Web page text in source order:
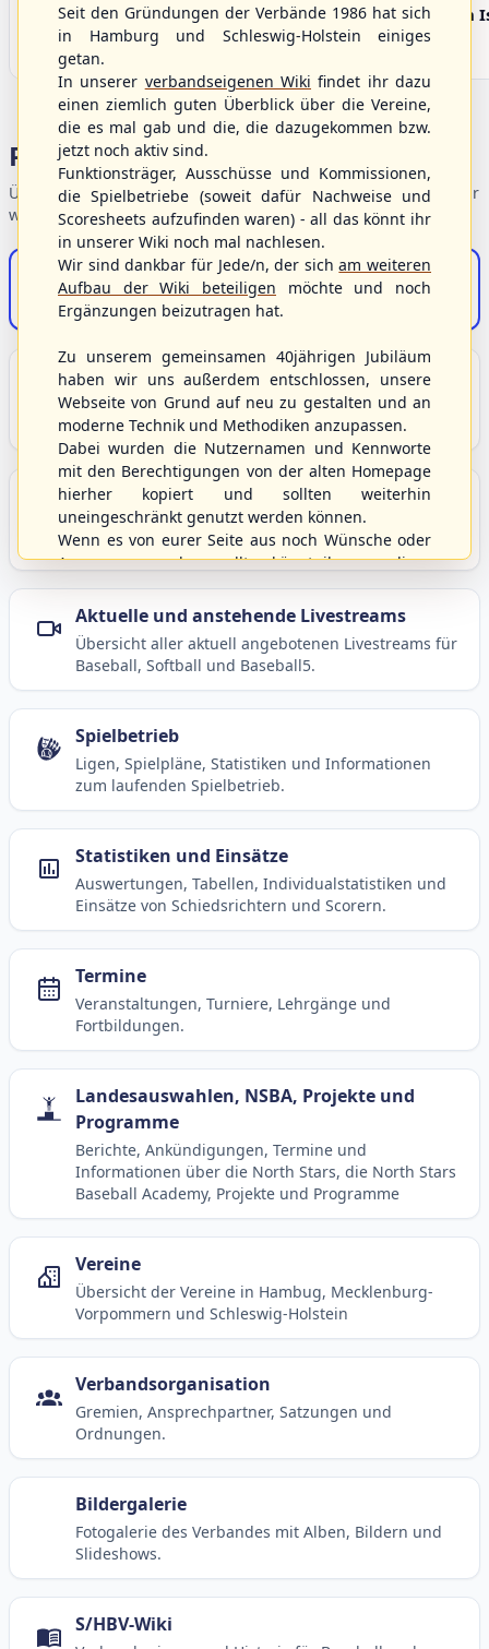
Bargenstedt
Beavers
Elmshorn Alligators Fehmarn
Portalbereiche
Übersicht der Verbandsbereiche – wählen Sie einen Einstieg für
weiterführende Informationen.
S/HBV-Shop
Der Onlineshop des S/HBV
Unser Sport
Grundlagen und Hintergründe zu Baseball, Softball
und Baseball5.
Berichte und Neuigkeiten
Aktuelle Meldungen, Berichte und Nachrichten aus
dem S/HBV, Deutschland und der Welt.
Aktuelle und anstehende Livestreams
Übersicht aller aktuell angebotenen Livestreams für
Baseball, Softball und Baseball5.
Spielbetrieb
Ligen, Spielpläne, Statistiken und Informationen
zum laufenden Spielbetrieb.
Statistiken und Einsätze
Auswertungen, Tabellen, Individualstatistiken und
Einsätze von Schiedsrichtern und Scorern.
Termine
Veranstaltungen, Turniere, Lehrgänge und
Fortbildungen.
Landesauswahlen, NSBA, Projekte und
Programme
Berichte, Ankündigungen, Termine und
Informationen über die North Stars, die North Stars
Baseball Academy, Projekte und Programme
Vereine
Übersicht der Vereine in Hambug, Mecklenburg-
Vorpommern und Schleswig-Holstein
Verbandsorganisation
Gremien, Ansprechpartner, Satzungen und
Ordnungen.
Bildergalerie
Fotogalerie des Verbandes mit Alben, Bildern und
Slideshows.
S/HBV-Wiki
Seit den Gründungen der Verbände 1986 hat sich
in Hamburg und Schleswig-Holstein einiges
getan.
In unserer verbandseigenen Wiki findet ihr dazu
einen ziemlich guten Überblick über die Vereine,
die es mal gab und die, die dazugekommen bzw.
jetzt noch aktiv sind.
Funktionsträger, Ausschüsse und Kommissionen,
die Spielbetriebe (soweit dafür Nachweise und
Scoresheets aufzufinden waren) - all das könnt ihr
in unserer Wiki noch mal nachlesen.
Wir sind dankbar für Jede/n, der sicham weiteren
Aufbau der Wiki beteiligen möchte und noch
Ergänzungen beizutragen hat.
Zu unserem gemeinsamen 40jährigen Jubiläum
haben wir uns außerdem entschlossen, unsere
Webseite von Grund auf neu zu gestalten und an
moderne Technik und Methodiken anzupassen.
Dabei wurden die Nutzernamen und Kennworte
mit den Berechtigungen von der alten Homepage
hierher kopiert und sollten weiterhin
uneingeschränkt genutzt werden können.
Wenn es von eurer Seite aus noch Wünsche oder
Anregungen geben sollte, könnt ihr uns diese
gerne an die Verbandsadresseinfo@shbvnet.de
schicken.